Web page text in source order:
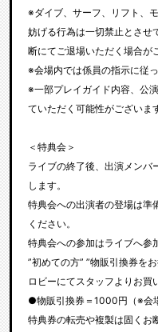
※ダイブ、サーフ、リフト、
妨げる行為は一切禁止とさせ
断にてご退場いただく場合が
※会場内では係員の指示に従
※一部プレイガイド内容、公
ていただく可能性がございま
＜特典会＞
ライブの終了後、出演メンバ
します。
特典会への出演者の登場は準
ください。
特典会への参加はライブへ参
”初めての方” ”物販引換券を
ロビーにてスタッフよりお買
●物販引換券＝1000円（※会
特典券の転売や複製は固くお